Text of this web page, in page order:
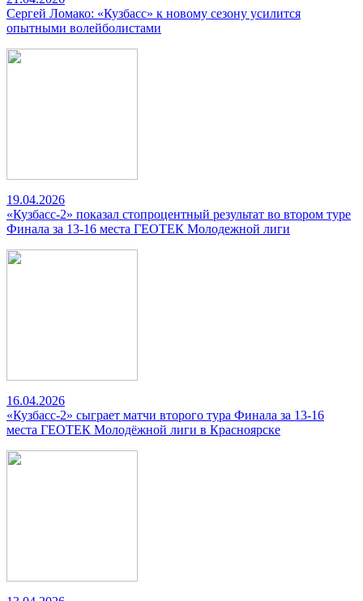
Сергей Ломако: «Кузбасс» к новому сезону усилится
опытными волейболистами
19.04.2026
«Кузбасс-2» показал стопроцентный результат во втором туре
Финала за 13-16 места ГЕОТЕК Молодежной лиги
16.04.2026
«Кузбасс-2» сыграет матчи второго тура Финала за 13-16
места ГЕОТЕК Молодёжной лиги в Красноярске